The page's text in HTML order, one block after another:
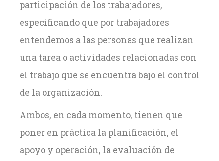
participación de los trabajadores,
especificando que por trabajadores
entendemos a las personas que realizan
una tarea o actividades relacionadas con
el trabajo que se encuentra bajo el control
de la organización.
Ambos, en cada momento, tienen que
poner en práctica la planificación, el
apoyo y operación, la evaluación de